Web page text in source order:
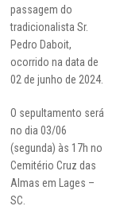
passagem do
tradicionalista Sr.
Pedro Daboit,
ocorrido na data de
02 de junho de 2024.
O sepultamento será
no dia 03/06
(segunda) às 17h no
Cemitério Cruz das
Almas em Lages –
SC.